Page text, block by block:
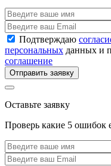
Подтверждаю
персональных данных и
соглашение
Отправить заявку
Оставьте заявку
Проверь какие 5 ошибок